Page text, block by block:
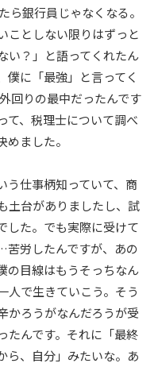
ら銀行員じゃなくなる。
ことしない限りはずっと
い？」と語ってくれたん
僕に「最強」と言ってく
回りの最中だったんです
て、税理士について調べ
ました。
う仕事柄知っていて、商
土台がありましたし、試
した。でも実際に受けて
労したんですが、あの
の目線はもうそっちなん
人で生きていこう。そう
かろうがなんだろうが受
たんです。それに「最終
ら、自分」みたいな。あ